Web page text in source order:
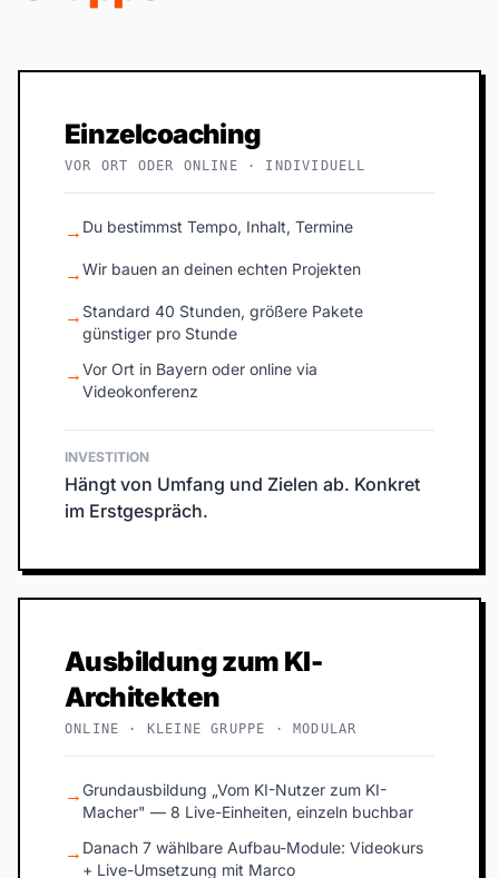
Einzelcoaching
VOR ORT ODER ONLINE · INDIVIDUELL
→ Du bestimmst Tempo, Inhalt, Termine
→Wir bauen an deinen echten Projekten
→ Standard 40 Stunden, größere Pakete
günstiger pro Stunde
→Vor Ort in Bayern oder online via
Videokonferenz
INVESTITION
Hängt von Umfang und Zielen ab. Konkret
im Erstgespräch.
Ausbildung zum KI-
Architekten
ONLINE · KLEINE GRUPPE · MODULAR
→Grundausbildung „Vom KI-Nutzer zum KI-
Macher" — 8 Live-Einheiten, einzeln buchbar
→ Danach 7 wählbare Aufbau-Module: Videokurs
+ Live-Umsetzung mit Marco